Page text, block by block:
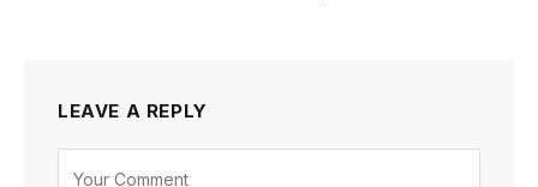
LEAVE A REPLY